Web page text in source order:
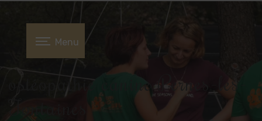
Menu
ostéopathie canine Pernes-les-
Fontaines